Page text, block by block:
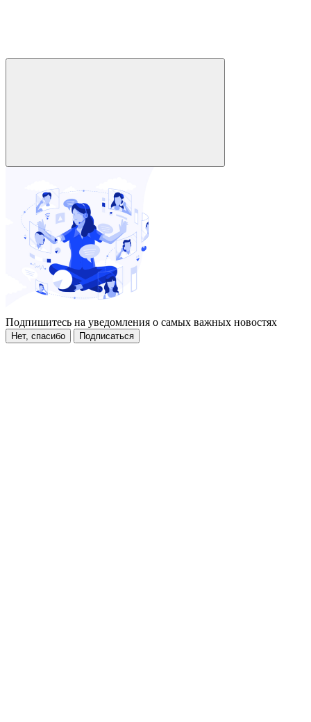
Подпишитесь на уведомления о самых важных новостях
Нет, спасибо Подписаться